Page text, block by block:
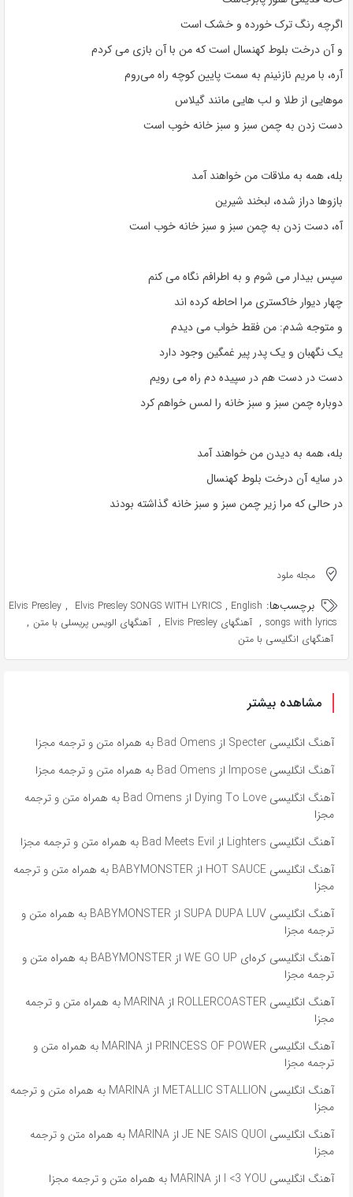
اگرچه رنگ ترک خورده و خشک است
و آن درخت بلوط کهنسال است که من با آن بازی می کردم
آره، با مریم نازنینم به سمت پایین کوچه راه می‌روم
موهایی از طلا و لب هایی مانند گیلاس
دست زدن به چمن سبز و سبز خانه خوب است
بله، همه به ملاقات من خواهند آمد
بازوها دراز شده، لبخند شیرین
آه، دست زدن به چمن سبز و سبز خانه خوب است
سپس بیدار می شوم و به اطرافم نگاه می کنم
چهار دیوار خاکستری مرا احاطه کرده اند
و متوجه شدم: من فقط خواب می دیدم
یک نگهبان و یک پدر پیر غمگین وجود دارد
دست در دست هم در سپیده دم راه می رویم
دوباره چمن سبز و سبز خانه را لمس خواهم کرد
بله، همه به دیدن من خواهند آمد
در سایه آن درخت بلوط کهنسال
در حالی که مرا زیر چمن سبز و سبز خانه گذاشته بودند
مجله ملود
برچسب‌ها: Elvis Presley , Elvis Presley SONGS WITH LYRICS , English
songs with lyrics
, آهنگهای Elvis Presley , آهنگهای الویس پریسلی با متن ,
آهنگهای انگلیسی با متن
مشاهده بیشتر
آهنگ انگلیسی Specter از Bad Omens به همراه متن و ترجمه مجزا
آهنگ انگلیسی Impose از Bad Omens به همراه متن و ترجمه مجزا
آهنگ انگلیسی Dying To Love از Bad Omens به همراه متن و ترجمه
مجزا
آهنگ انگلیسی Lighters از Bad Meets Evil به همراه متن و ترجمه مجزا
آهنگ انگلیسی HOT SAUCE از BABYMONSTER به همراه متن و ترجمه
مجزا
آهنگ انگلیسی SUPA DUPA LUV از BABYMONSTER به همراه متن و
ترجمه مجزا
آهنگ انگلیسی کره‌ای WE GO UP از BABYMONSTER به همراه متن و
ترجمه مجزا
آهنگ انگلیسی ROLLERCOASTER از MARINA به همراه متن و ترجمه
مجزا
آهنگ انگلیسی PRINCESS OF POWER از MARINA به همراه متن و
ترجمه مجزا
آهنگ انگلیسی METALLIC STALLION از MARINA به همراه متن و ترجمه
مجزا
آهنگ انگلیسی JE NE SAIS QUOI از MARINA به همراه متن و ترجمه
مجزا
آهنگ انگلیسی I <3 YOU از MARINA به همراه متن و ترجمه مجزا